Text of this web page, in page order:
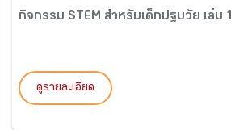
กิจกรรม STEM สำหรับเด็กปฐมวัย เล่ม
ดูรายละเอียด